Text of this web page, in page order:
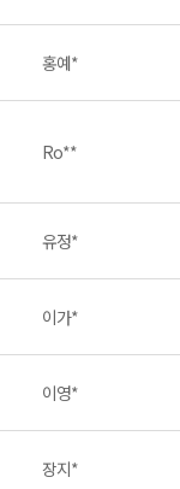
홍예*
Ro**
유정*
이가*
이영*
장지*